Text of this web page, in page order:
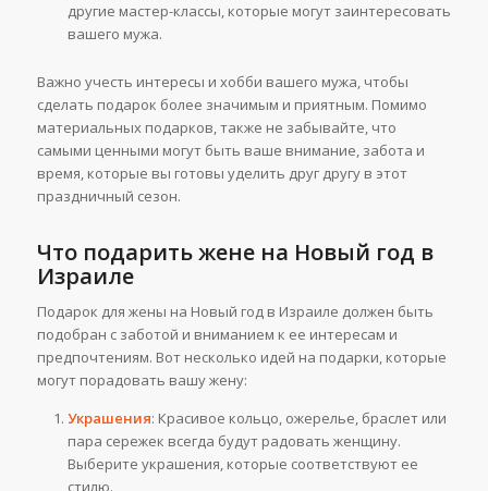
другие мастер-классы, которые могут заинтересовать
вашего мужа.
Важно учесть интересы и хобби вашего мужа, чтобы
сделать подарок более значимым и приятным. Помимо
материальных подарков, также не забывайте, что
самыми ценными могут быть ваше внимание, забота и
время, которые вы готовы уделить друг другу в этот
праздничный сезон.
Что подарить жене на Новый год в
Израиле
Подарок для жены на Новый год в Израиле должен быть
подобран с заботой и вниманием к ее интересам и
предпочтениям. Вот несколько идей на подарки, которые
могут порадовать вашу жену:
Украшения: Красивое кольцо, ожерелье, браслет или
пара сережек всегда будут радовать женщину.
Выберите украшения, которые соответствуют ее
стилю.